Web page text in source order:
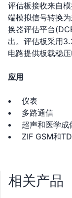
评估板接收来自
端模拟信号转换
换器评估平台
出。评估板采用
电路提供板载稳压
应用
仪表
多路通信
超声和医学成
ZIF GSM和
相关产品